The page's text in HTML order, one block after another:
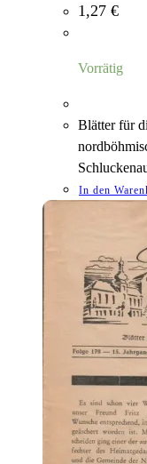
1,27 €
Vorrätig
Blätter für
In den